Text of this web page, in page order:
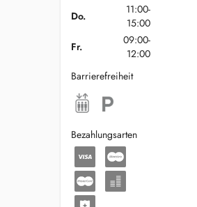
Do.
11:00-
15:00
Fr.
09:00-
12:00
Barrierefreiheit
Bezahlungsarten